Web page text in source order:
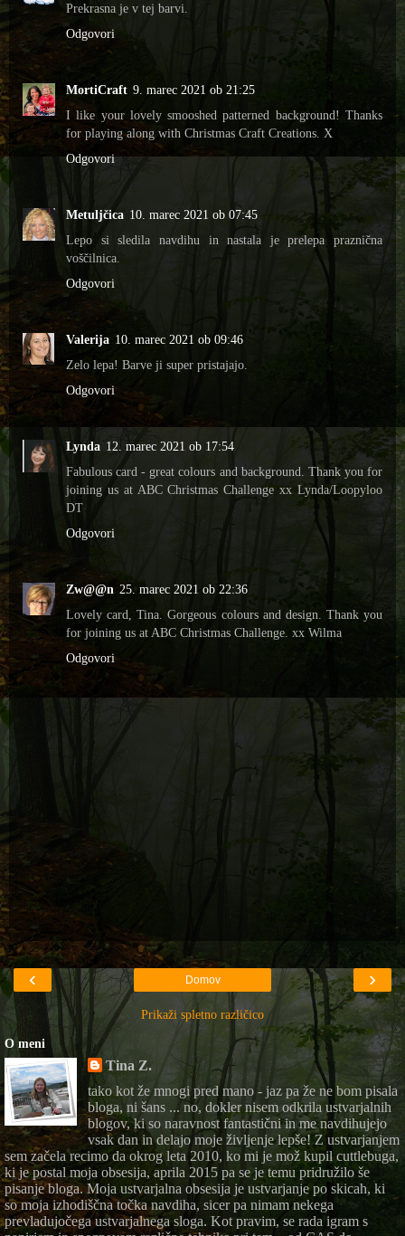
Prekrasna je v tej barvi.
Odgovori
MortiCraft 9. marec 2021 ob 21:25
I like your lovely smooshed patterned background! Thanks
for playing along with Christmas Craft Creations. X
Odgovori
Metuljčica 10. marec 2021 ob 07:45
Lepo si sledila navdihu in nastala je prelepa praznična
voščilnica.
Odgovori
Valerija 10. marec 2021 ob 09:46
Zelo lepa! Barve ji super pristajajo.
Odgovori
Lynda 12. marec 2021 ob 17:54
Fabulous card - great colours and background. Thank you for
joining us at ABC Christmas Challenge xx Lynda/Loopyloo
DT
Odgovori
Zw@@n 25. marec 2021 ob 22:36
Lovely card, Tina. Gorgeous colours and design. Thank you
for joining us at ABC Christmas Challenge. xx Wilma
Odgovori
‹ ›
Domov
Prikaži spletno različico
O meni
Tina Z.
tako kot že mnogi pred mano - jaz pa že ne bom pisala
bloga, ni šans ... no, dokler nisem odkrila ustvarjalnih
blogov, ki so naravnost fantastični in me navdihujejo
vsak dan in delajo moje življenje lepše! Z ustvarjanjem
sem začela recimo da okrog leta 2010, ko mi je mož kupil cuttlebuga,
ki je postal moja obsesija, aprila 2015 pa se je temu pridružilo še
pisanje bloga. Moja ustvarjalna obsesija je ustvarjanje po skicah, ki
so moja izhodiščna točka navdiha, sicer pa nimam nekega
prevladujočega ustvarjalnega sloga. Kot pravim, se rada igram s